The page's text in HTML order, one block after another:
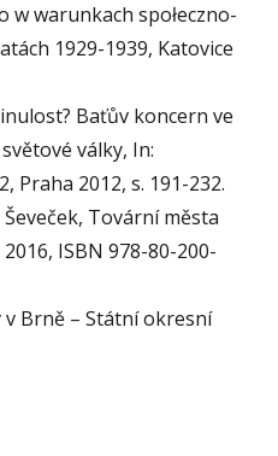
warunkach społeczno-
1929-1939, Katovice
Baťův koncern ve
války, In:
Praha 2012, s. 191-232.
Tovární města
ISBN 978-80-200-
Brně – Státní okresní